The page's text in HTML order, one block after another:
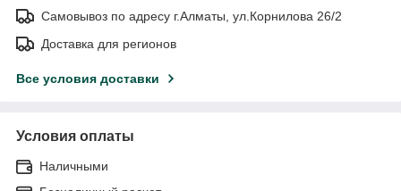
Самовывоз по адресу г.Алматы, ул.Корнилова 26/2
Доставка для регионов
Все условия доставки
Условия оплаты
Наличными